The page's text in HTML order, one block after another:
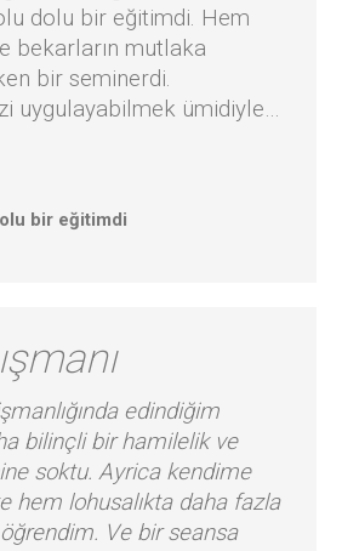
dolu bir eğitimdi. Hem
bekarların mutlaka
bir seminerdi.
uygulayabilmek ümidiyle…
bir eğitimdi
ğında edindiğim
bilinçli bir hamilelik ve
soktu. Ayrica kendime
hem lohusalıkta daha fazla
Ve bir seansa